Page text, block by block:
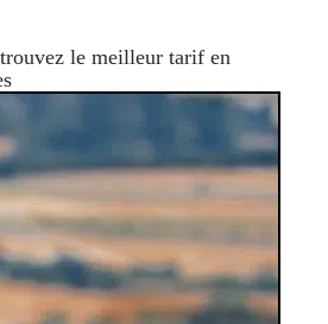
le meilleur tarif en